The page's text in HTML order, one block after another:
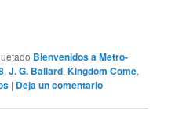
Bienvenidos a Metro-
,J. G. Ballard,Kingdom Come,
| Deja un comentario